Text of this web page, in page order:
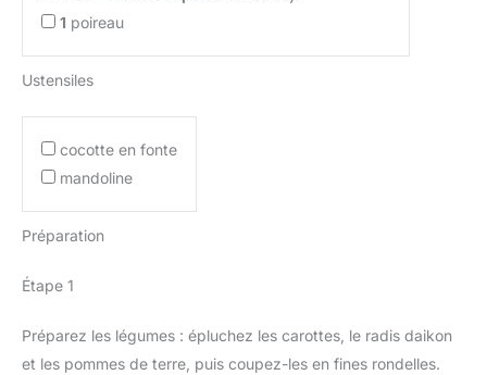
1 poireau
Ustensiles
cocotte en fonte
mandoline
Préparation
Étape 1
Préparez les légumes : épluchez les carottes, le radis daikon
et les pommes de terre, puis coupez-les en fines rondelles.